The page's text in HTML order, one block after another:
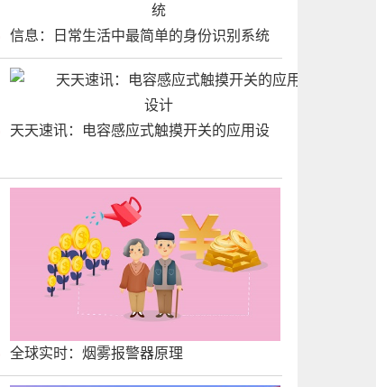
信息：日常生活中最简单的身份识别系统
天天速讯：电容感应式触摸开关的应用设
全球实时：烟雾报警器原理